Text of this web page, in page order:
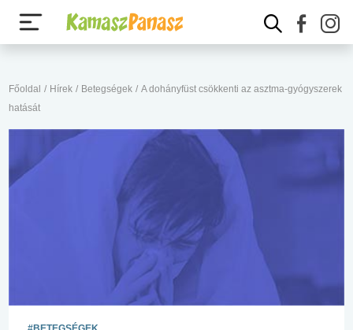
Főoldal / Hírek / Betegségek / A dohányfüst csökkenti az asztma-gyógyszerek
hatását